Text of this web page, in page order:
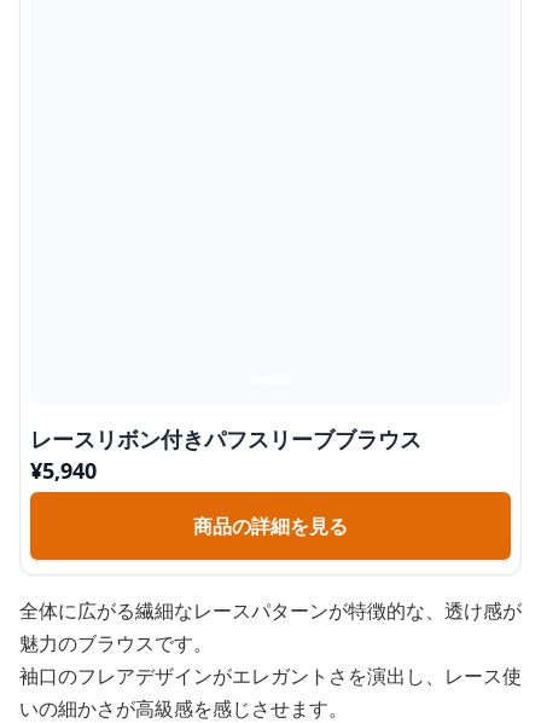
レースリボン付きパフスリーブブラウス
¥5,940
商品の詳細を見る
全体に広がる繊細なレースパターンが特徴的な、透け感が
魅力のブラウスです。
袖口のフレアデザインがエレガントさを演出し、レース使
いの細かさが高級感を感じさせます。